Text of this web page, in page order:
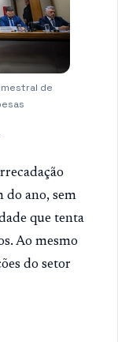
de
do ano, sem
que tenta
Ao mesmo
do setor